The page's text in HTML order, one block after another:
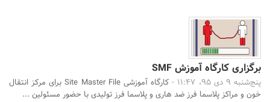
برگزاری کارگاه آموزش SMF
پنج‌شنبه 9 دی 95، 11:47 -
کارگاه آموزشی Site Master File برای مرکز انتقال
خون و مراکز پلاسما فرز ضد هاری و پلاسما فرز تولیدی با حضور مسئولین ...